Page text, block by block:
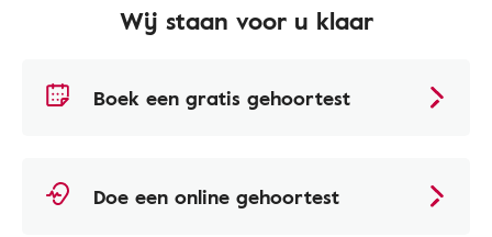
Wij staan voor u klaar
Boek een gratis gehoortest
Doe een online gehoortest